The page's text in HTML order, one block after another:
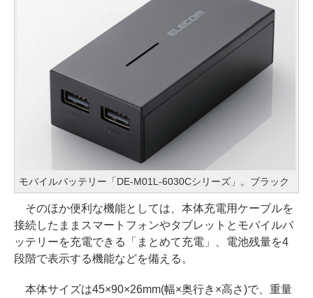
モバイルバッテリー「DE-M01L-6030Cシリーズ」。ブラック
そのほか便利な機能としては、本体充電用ケーブルを
接続したままスマートフォンやタブレットとモバイルバ
ッテリーを充電できる「まとめて充電」、電池残量を4
段階で表示する機能などを備える。
本体サイズは45×90×26mm(幅×奥行き×高さ)で、重量